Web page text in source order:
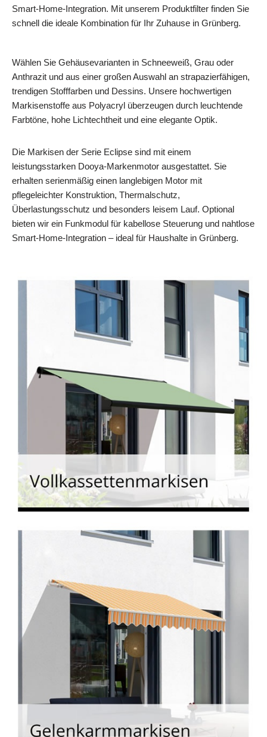
Smart‑Home‑Integration. Mit unserem Produktfilter finden Sie
schnell die ideale Kombination für Ihr Zuhause in Grünberg.
Wählen Sie Gehäusevarianten in Schneeweiß, Grau oder
Anthrazit und aus einer großen Auswahl an strapazierfähigen,
trendigen Stofffarben und Dessins. Unsere hochwertigen
Markisenstoffe aus Polyacryl überzeugen durch leuchtende
Farbtöne, hohe Lichtechtheit und eine elegante Optik.
Die Markisen der Serie Eclipse sind mit einem
leistungsstarken Dooya‑Markenmotor ausgestattet. Sie
erhalten serienmäßig einen langlebigen Motor mit
pflegeleichter Konstruktion, Thermalschutz,
Überlastungsschutz und besonders leisem Lauf. Optional
bieten wir ein Funkmodul für kabellose Steuerung und nahtlose
Smart‑Home‑Integration – ideal für Haushalte in Grünberg.